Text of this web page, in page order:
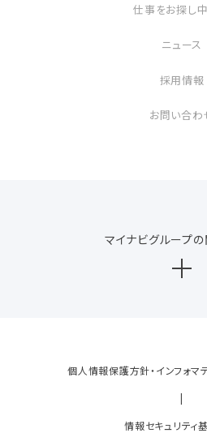
仕事をお探し
ニュース
採用情報
お問い合わ
マイナビグループ
個人情報保護方針・インフォマ
|
情報セキュリティ